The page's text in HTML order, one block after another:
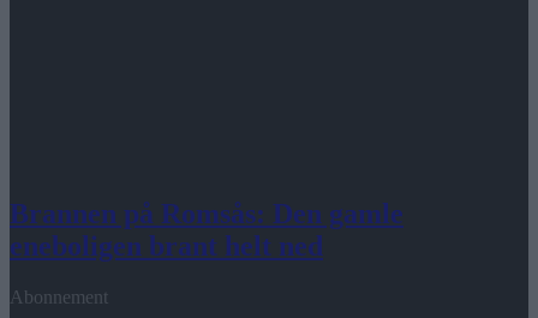
Brannen på Romsås: Den gamle
eneboligen brant helt ned
Abonnement